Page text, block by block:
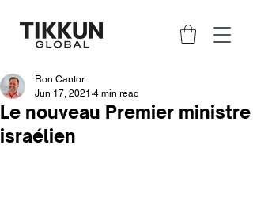
Le nouveau Premier ministre
israélien
Ron Cantor
Jun 17, 2021 4 min read